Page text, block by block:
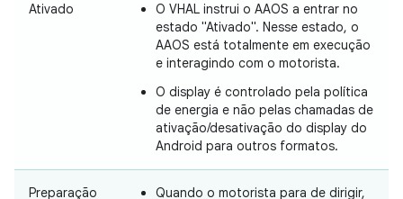
Ativado
O VHAL instrui o AAOS a entrar no
estado "Ativado". Nesse estado, o
AAOS está totalmente em execução
e interagindo com o motorista.
O display é controlado pela política
de energia e não pelas chamadas de
ativação/desativação do display do
Android para outros formatos.
Preparação Quando o motorista para de dirigir,